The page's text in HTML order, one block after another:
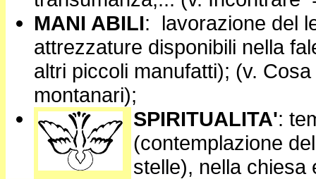
MANI ABILI: lavorazione del
attrezzature disponibili nella
altri piccoli manufatti); (v.
montanari);
SPIRITUALITA':
(contemplazione
stelle), nella